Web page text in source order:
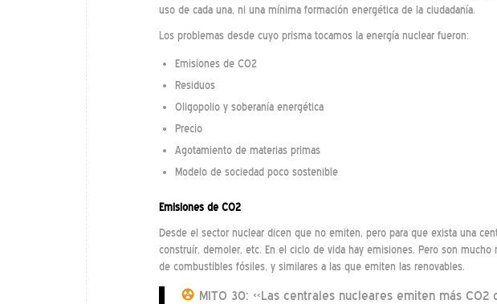
uso de cada una, ni una mínima formación energética de la ciudadanía.
Los problemas desde cuyo prisma tocamos la energía nuclear fueron:
Emisiones de CO2
Residuos
Oligopolio y soberanía energética
Precio
Agotamiento de materias primas
Modelo de sociedad poco sostenible
Emisiones de CO2
Desde el sector nuclear dicen que no emiten, pero para que exista una
construír, demoler, etc. En el ciclo de vida hay emisiones. Pero son
de combustibles fósiles, y similares a las que emiten las renovables.
MITO 30: «Las centrales nucleares emiten más